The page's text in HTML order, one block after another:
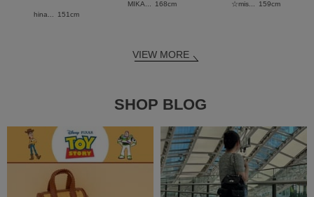
hina... 151cm
MIKA... 168cm ☆mis... 159cm
VIEW MORE
SHOP BLOG